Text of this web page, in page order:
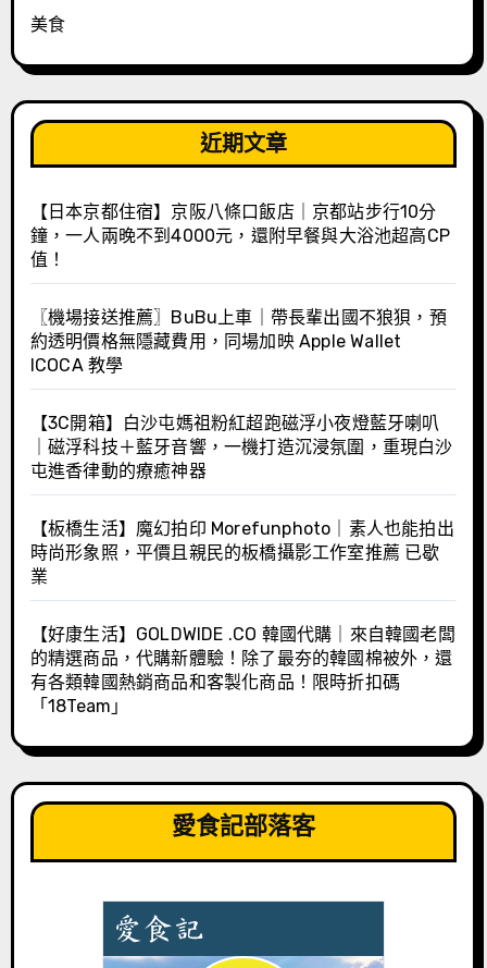
美食
近期文章
【日本京都住宿】京阪八條口飯店｜京都站步行10分
鐘，一人兩晚不到4000元，還附早餐與大浴池超高CP
值！
〖機場接送推薦〗BuBu上車｜帶長輩出國不狼狽，預
約透明價格無隱藏費用，同場加映 Apple Wallet
ICOCA 教學
【3C開箱】白沙屯媽祖粉紅超跑磁浮小夜燈藍牙喇叭
｜磁浮科技＋藍牙音響，一機打造沉浸氛圍，重現白沙
屯進香律動的療癒神器
【板橋生活】魔幻拍印 Morefunphoto｜素人也能拍出
時尚形象照，平價且親民的板橋攝影工作室推薦 已歇
業
【好康生活】GOLDWIDE .CO 韓國代購｜來自韓國老闆
的精選商品，代購新體驗！除了最夯的韓國棉被外，還
有各類韓國熱銷商品和客製化商品！限時折扣碼
「18Team」
愛食記部落客